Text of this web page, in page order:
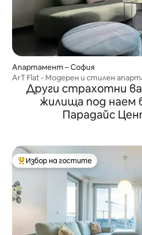
Апартамент – София
ArT Flat - Модерен и стилен
място за паркиране
Други страхотни
жилища под наем
Парадайс
Най-популярен избор на гостите
Избор на гостите